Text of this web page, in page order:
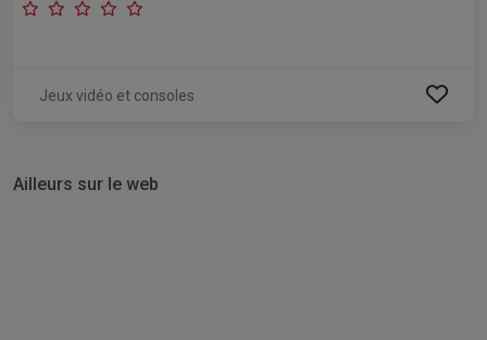
Jeux vidéo et consoles
Ailleurs sur le web